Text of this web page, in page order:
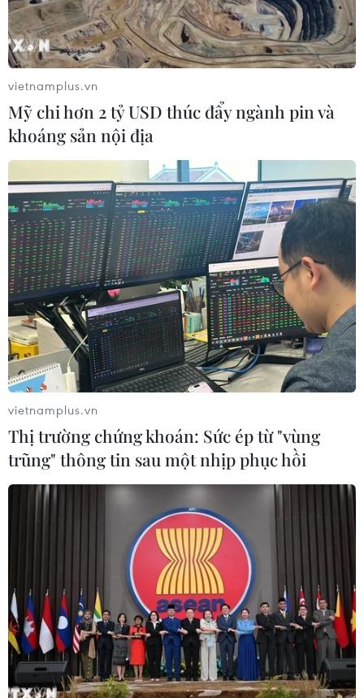
Quảng cáo trực tuyến suy giảm xô ngã các
“gã khổng lồ” công nghệ
31/07/2022 22:36
Một nhà phân tích cho biết môi trường hiện tại là “cơn
bão hoàn hảo” cho ngành quảng cáo kỹ thuật số; đối
với các công ty phụ thuộc vào quảng cáo, doanh thu
của họ đang đối mặt với rủi ro vô cùng cao.
Làn sóng doanh nghiệp dừng quảng cáo
vietnamplus.vn
Mỹ chi hơn 2 tỷ USD thúc đẩy ngành pin và
khoáng sản nội địa
vietnamplus.vn
Thị trường chứng khoán: Sức ép từ "vùng
trũng" thông tin sau một nhịp phục hồi